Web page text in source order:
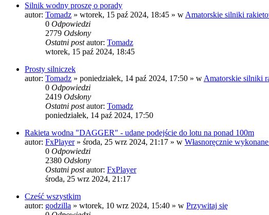
Silnik wodny proszę o porady
autor: Tomadz » wtorek, 15 paź 2024, 18:45 » w Amatorskie silniki
0 Odpowiedzi
2779 Odsłony
Ostatni postautor: Tomadz
wtorek, 15 paź 2024, 18:45
Prosty silniczek
autor: Tomadz » poniedziałek, 14 paź 2024, 17:50 » w Amatorskie silniki
0 Odpowiedzi
2419 Odsłony
Ostatni postautor: Tomadz
poniedziałek, 14 paź 2024, 17:50
Rakieta wodna "DAGGER" - udane podejście do lotu na ponad 100m
autor: FxPlayer» środa, 25 wrz 2024, 21:17 » w Własnoręcznie
0 Odpowiedzi
2380 Odsłony
Ostatni postautor: FxPlayer
środa, 25 wrz 2024, 21:17
Cześć wszystkim
autor: godzilla » wtorek, 10 wrz 2024, 15:40 » w Przywitaj się